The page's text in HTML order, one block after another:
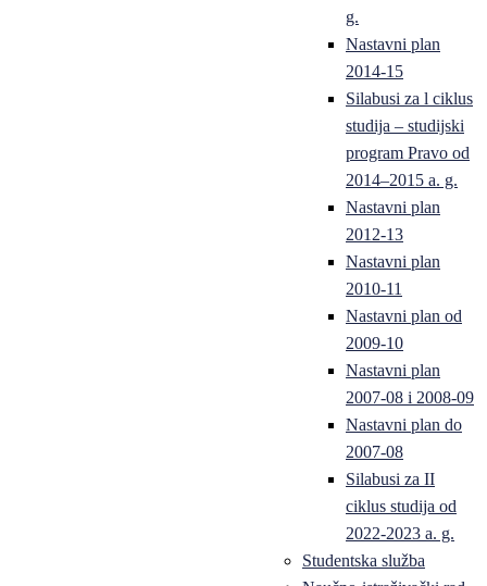
g.
Nastavni plan
2014-15
Silabusi za l ciklus
studija – studijski
program Pravo od
2014–2015 a. g.
Nastavni plan
2012-13
Nastavni plan
2010-11
Nastavni plan od
2009-10
Nastavni plan
2007-08 i 2008-09
Nastavni plan do
2007-08
Silabusi za II
ciklus studija od
2022-2023 a. g.
Studentska služba